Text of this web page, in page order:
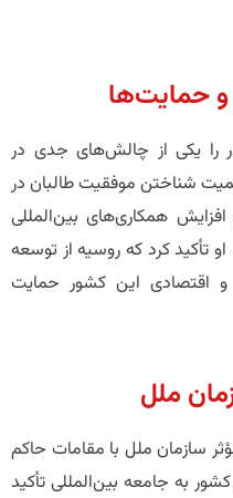
حمایت‌ها
را یکی از چالش‌های جدی در
شناختن موفقیت طالبان در
همکاری‌های بین‌المللی
تأکید کرد که روسیه از توسعه
و اقتصادی این کشور حمایت
ملل
سازمان ملل با مقامات حاکم
به جامعه بین‌المللی تأکید